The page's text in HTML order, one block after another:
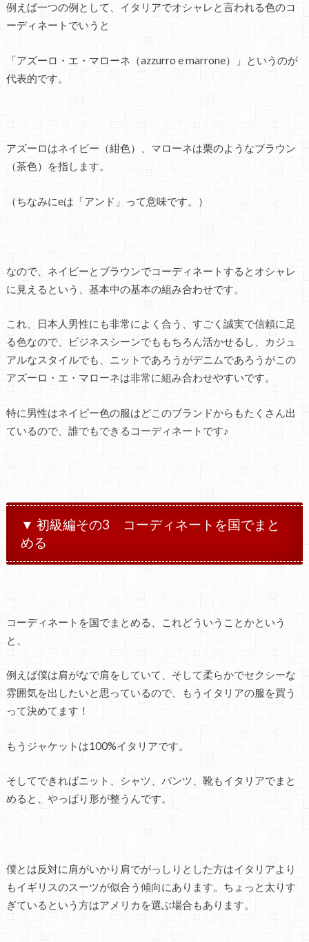
例えば一つの例として、イタリアでオシャレと言われる色のコ
ーディネートでいうと
「アズーロ・エ・マローネ（azzurro e marrone）」というのが
代表的です。
アズーロはネイビー（紺色）、マローネは栗のようなブラウン
（茶色）を指します。
（ちなみにeは「アンド」って意味です。）
なので、ネイビーとブラウンでコーディネートするとオシャレ
に見えるという、基本中の基本の組み合わせです。
これ、日本人男性にも非常によく合う、すごく誠実で信頼に足
る色なので、ビジネスシーンでももちろん活かせるし、カジュ
アルなスタイルでも、ニットであろうがデニムであろうがこの
アズーロ・エ・マローネは非常に組み合わせやすいです。
特に男性はネイビー色の服はどこのブランドからもたくさん出
ているので、誰でもできるコーディネートです♪
▼ 初級編その3 コーディネートを国でまと
める
コーディネートを国でまとめる、これどういうことかという
と、
例えば僕は肩がなで肩をしていて、そして柔らかでセクシーな
雰囲気を出したいと思っているので、もうイタリアの服を買う
って決めてます！
もうジャケットは100%イタリアです。
そしてできればニット、シャツ、パンツ、靴もイタリアでまと
めると、やっぱり形が整うんです。
僕とは反対に肩がいかり肩でがっしりとした方はイタリアより
もイギリスのスーツが似合う傾向にあります。ちょっと太りす
ぎているという方はアメリカを選ぶ場合もあります。